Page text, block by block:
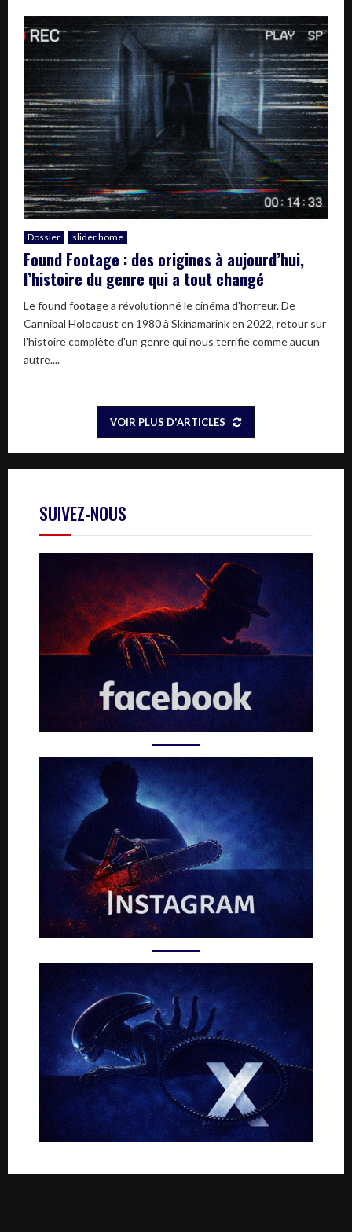
Dossier slider home
Found Footage : des origines à aujourd’hui,
l’histoire du genre qui a tout changé
Le found footage a révolutionné le cinéma d'horreur. De
Cannibal Holocaust en 1980 à Skinamarink en 2022, retour sur
l'histoire complète d'un genre qui nous terrifie comme aucun
autre....
VOIR PLUS D'ARTICLES
SUIVEZ-NOUS